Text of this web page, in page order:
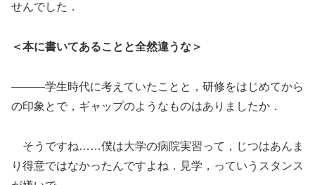
せんでした．
＜本に書いてあることと全然違うな＞
―――学生時代に考えていたことと，研修をはじめてから
の印象とで，ギャップのようなものはありましたか．
そうですね……僕は大学の病院実習って，じつはあんま
り得意ではなかったんですよね．見学，っていうスタンス